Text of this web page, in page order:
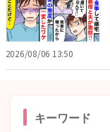
2026/08/06 13:50
キーワード